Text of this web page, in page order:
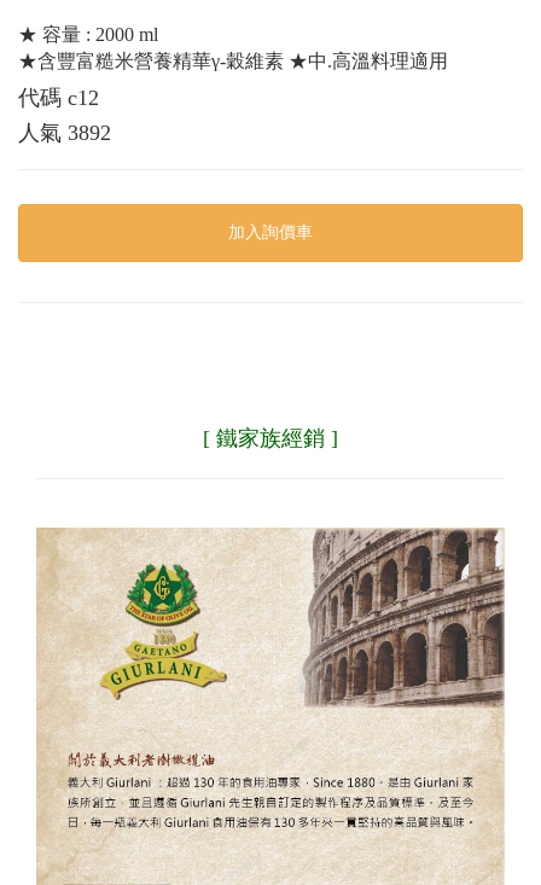
★ 容量 : 2000 ml
★含豐富糙米營養精華γ-穀維素 ★中.高溫料理適用
代碼 c12
人氣 3892
加入詢價車
[ 鐵家族經銷 ]